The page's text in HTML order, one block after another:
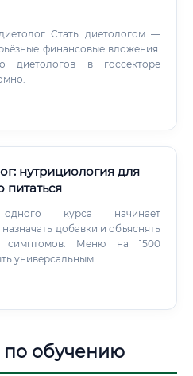
—
финансовые вложения.
диетологов в госсекторе
нутрициология для
питаться
курса начинает
добавки и объяснять
симптомов. Меню на 1500
универсальным.
по обучению